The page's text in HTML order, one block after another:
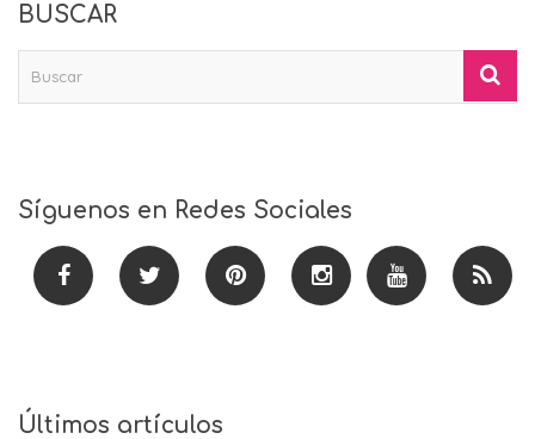
BUSCAR
Síguenos en Redes Sociales
Últimos artículos